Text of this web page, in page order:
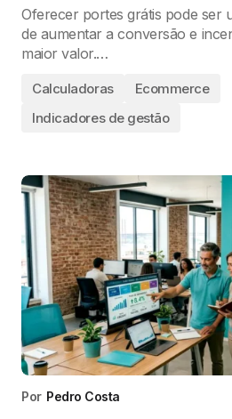
Oferecer portes grátis pode ser
de aumentar a conversão e
maior valor.…
Calculadoras
Ecommerce
Indicadores de gestão
Por Pedro Costa